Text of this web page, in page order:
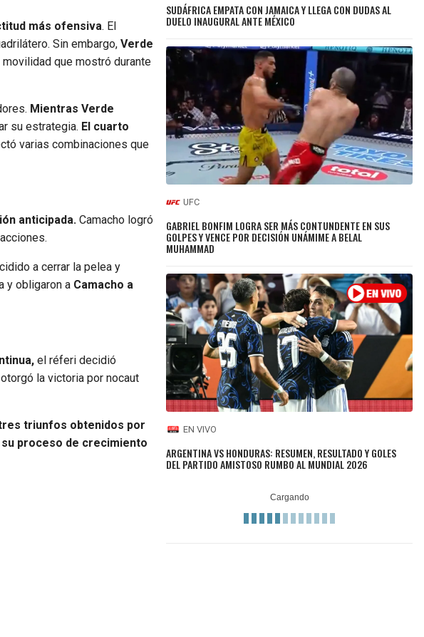
más ofensiva. El
Sin embargo, Verde
movilidad que mostró durante
Mientras Verde
su estrategia. El cuarto
varias combinaciones que
anticipada. Camacho logró
a cerrar la pelea y
y obligaron a Camacho a
el réferi decidió
la victoria por nocaut
triunfos obtenidos por
proceso de crecimiento
SUDÁFRICA EMPATA CON JAMAICA Y LLEGA CON DUDAS AL
DUELO INAUGURAL ANTE MÉXICO
UFC
GABRIEL BONFIM LOGRA SER MÁS CONTUNDENTE EN SUS
GOLPES Y VENCE POR DECISIÓN UNÁMIME A BELAL
MUHAMMAD
EN VIVO
ARGENTINA VS HONDURAS: RESUMEN, RESULTADO Y GOLES
DEL PARTIDO AMISTOSO RUMBO AL MUNDIAL 2026